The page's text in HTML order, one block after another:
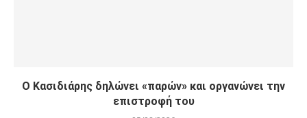
Ο Κασιδιάρης δηλώνει «παρών» και οργανώνει την
επιστροφή του